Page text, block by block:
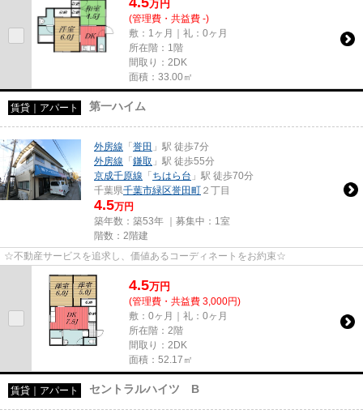
万円
(管理費・共益費 -)
敷：1ヶ月｜礼：0ヶ月
所在階：1階
間取り：2DK
面積：33.00㎡
賃貸｜アパート 第一ハイム
外房線 「 誉田 」駅 徒歩7分
外房線 「 鎌取 」駅 徒歩55分
京成千原線 「 ちはら台 」駅 徒歩70分
千葉県千葉市緑区誉田町 ２丁目
4.5万円
築年数：築53年 ｜募集中： 1室
階数：2階建
☆不動産サービスを追求し、価値あるコーディネートをお約束☆
4.5万円
(管理費・共益費 3,000円)
敷：0ヶ月｜礼：0ヶ月
所在階：2階
間取り：2DK
面積：52.17㎡
賃貸｜アパート セントラルハイツ B